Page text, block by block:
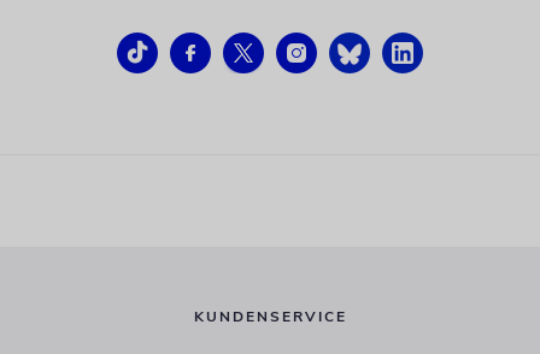
KUNDENSERVICE